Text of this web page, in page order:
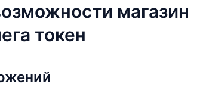
магазин
токен